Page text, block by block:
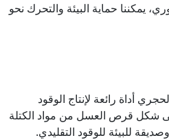
يمكننا حماية البيئة والتحرك نحو
أداة رائعة لإنتاج الوقود
شكل قرص العسل من مواد الكتلة
للبيئة للوقود التقليدي.